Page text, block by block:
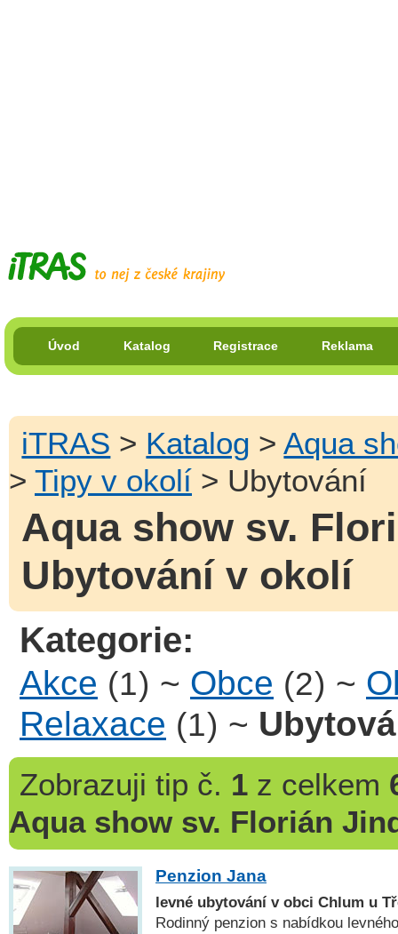
Úvod Katalog Registrace Reklama
iTRAS > Katalog > Aqua
> Tipy v okolí > Ubytování
Aqua show sv.
Ubytování v okolí
Kategorie:
Akce (1) ~ Obce (2) ~
Relaxace (1) ~
Zobrazuji tip č. 1z celkem
Aqua show sv. Florián
Penzion Jana
levné ubytování v obci Chlum u
Rodinný penzion s nabídkou